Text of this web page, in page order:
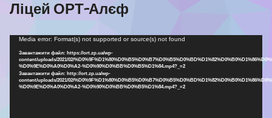
Ліцей ОРТ-Алєф
Відеопрогравач
Media error: Format(s) not supported or source(s) not found
Завантажити файл: https://ort.zp.ua/wp-
content/uploads/2021/02/
%D0%9E%D0%A0%D0%A2-%D0%90%D0%BB%D0%B5%D1%84.mp4?_=2
Завантажити файл: http://ort.zp.ua/wp-
content/uploads/2021/02/
%D0%9E%D0%A0%D0%A2-%D0%90%D0%BB%D0%B5%D1%84.mp4?_=2